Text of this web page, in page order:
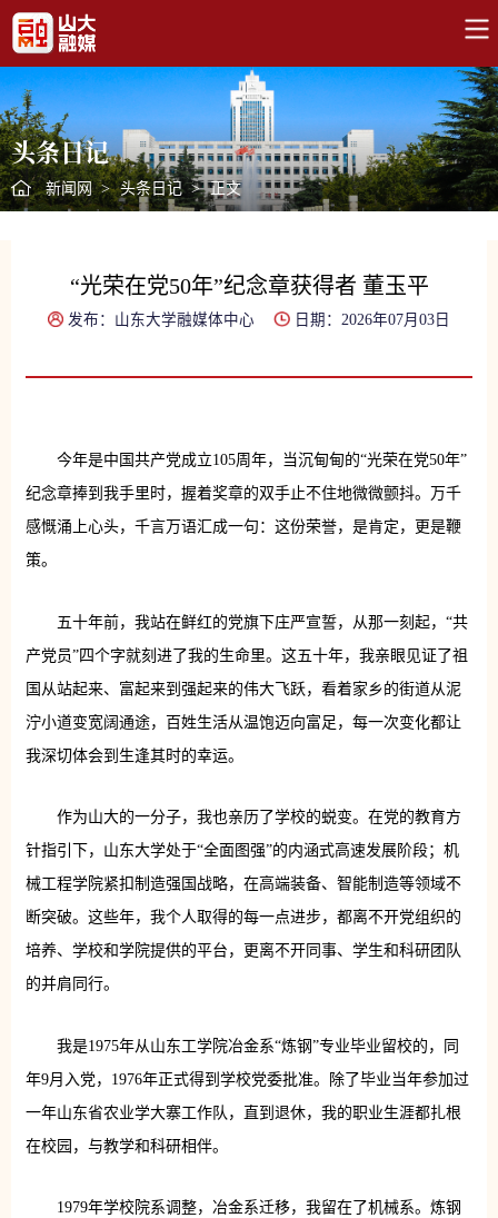
头条日记
新闻网 > 头条日记 > 正文
“光荣在党50年”纪念章获得者 董玉平
发布：山东大学融媒体中心 日期：2026年07月03日
今年是中国共产党成立105周年，当沉甸甸的“光荣在党50年”
纪念章捧到我手里时，握着奖章的双手止不住地微微颤抖。万千
感慨涌上心头，千言万语汇成一句：这份荣誉，是肯定，更是鞭
策。
五十年前，我站在鲜红的党旗下庄严宣誓，从那一刻起，“共
产党员”四个字就刻进了我的生命里。这五十年，我亲眼见证了祖
国从站起来、富起来到强起来的伟大飞跃，看着家乡的街道从泥
泞小道变宽阔通途，百姓生活从温饱迈向富足，每一次变化都让
我深切体会到生逢其时的幸运。
作为山大的一分子，我也亲历了学校的蜕变。在党的教育方
针指引下，山东大学处于“全面图强”的内涵式高速发展阶段；机
械工程学院紧扣制造强国战略，在高端装备、智能制造等领域不
断突破。这些年，我个人取得的每一点进步，都离不开党组织的
培养、学校和学院提供的平台，更离不开同事、学生和科研团队
的并肩同行。
我是1975年从山东工学院冶金系“炼钢”专业毕业留校的，同
年9月入党，1976年正式得到学校党委批准。除了毕业当年参加过
一年山东省农业学大寨工作队，直到退休，我的职业生涯都扎根
在校园，与教学和科研相伴。
1979年学校院系调整，冶金系迁移，我留在了机械系。炼钢